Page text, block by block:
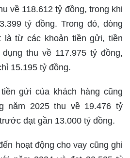
về 118.612 tỷ đồng, trong khi
tỷ đồng. Trong đó, dòng
là từ các khoản tiền gửi, tiền
thu về 117.975 tỷ đồng,
15.195 tỷ đồng.
gửi của khách hàng cũng
năm 2025 thu về 19.476 tỷ
đạt gần 13.000 tỷ đồng.
hoạt động cho vay cũng ghi